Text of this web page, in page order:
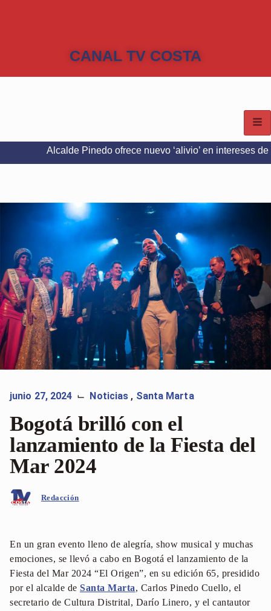
CANAL TV COSTA
Pinedo ofrece nuevo ‘alivio’ en intereses del Predial e
junio 27, 2024 ⌙ Noticias , Santa Marta
Bogotá brilló con el
lanzamiento de la Fiesta del
Mar 2024
Redacción
En un gran evento lleno de alegría, show musical y muchas
emociones, se llevó a cabo en Bogotá el lanzamiento de la
Fiesta del Mar 2024 “El Origen”, en su edición 65, presidido
por el alcalde de Santa Marta, Carlos Pinedo Cuello, el
secretario de Cultura Distrital, Darío Linero, y el cantautor